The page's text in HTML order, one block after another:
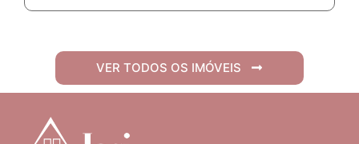
VER TODOS OS IMÓVEIS